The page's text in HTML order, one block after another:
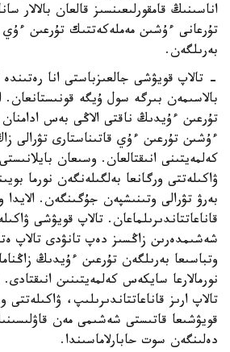
اناسىنىڭ قامقورلىعىنسىز قالعان بالالار
تۇرعانى ءۇشىن مەملەكەتتىك تۇرعىن ءۇي
بەرىلگەن.
بالاسىمەن بىرگە سول ۇيگە قونىستانعان.
تۇرعىن ءۇيدىڭ ناقتى الاڭى بەس
ءۇشىن تۇرعىن ءۇي قاتىناستارى تۋرالى
كەلمەيتىنى انىقتالعان. وسىعان
ۋاكىلەتتى ورگانعا بەلگىلەنگەن نورما
بەرۋ تۋرالى وتىنىشپەن جۇگىنگەن.
قاناعاتتاندىرىلماعان. تالاپ قويۋشى
شەشىمدەرىن زاڭسىز دەپ تانۋدى تالاپ
وتباسىعا بەرىلگەن تۇرعىن ءۇيدىڭ
نورمالارعا سايكەس كەلمەيتىنىن
تالاپ ارىز قاناعاتتاندىرىلىپ، ۋاكىلەتتى
قويۋشىعا قاتىستى شەشىمى مەن
دەلىنگەن سوت حابارلاماسىندا.